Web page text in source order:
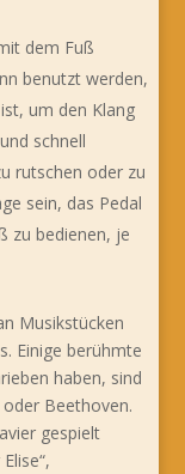
dem Fuß
benutzt werden,
um den Klang
schnell
rutschen oder zu
sein, das Pedal
zu bedienen, je
Musikstücken
Einige berühmte
haben, sind
Beethoven.
gespielt